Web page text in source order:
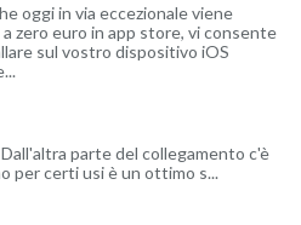
oggi in via eccezionale viene
zero euro in app store, vi consente
sul vostro dispositivo iOS
parte del collegamento c'è
per certi usi è un ottimo s...